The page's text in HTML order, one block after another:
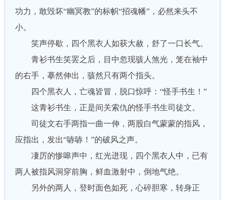
功力，敢毁坏“幽冥教”的标帜“招魂幡”，必然来头不
小。
笑声停歇，四个黑衣人如获大赦，舒了一口长气。
青衫书生笑罢之后，目中忽现骇人煞光，笼在袖中
的右手，摹然伸出，骇然只有两个指头。
四个黑衣人，亡魂皆冒，脱口惊呼：“怪手书生！”
这青衫书生，正是间关索仇的怪手书生司徒文。
司徒文右手两指一曲一伸，两股白气蒙蒙的指风，
应指出，发出“哧哧！”的破风之声。
凄厉的惨嗥声中，红光迸现，四个黑衣人中，已有
两人被指风洞穿前胸，鲜血激射中，倒地气绝。
另外的两人，登时面色如死，心碎胆寒，转身正